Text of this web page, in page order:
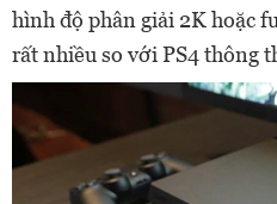
hình độ phân giải 2K hoặc
rất nhiều so với PS4 thông